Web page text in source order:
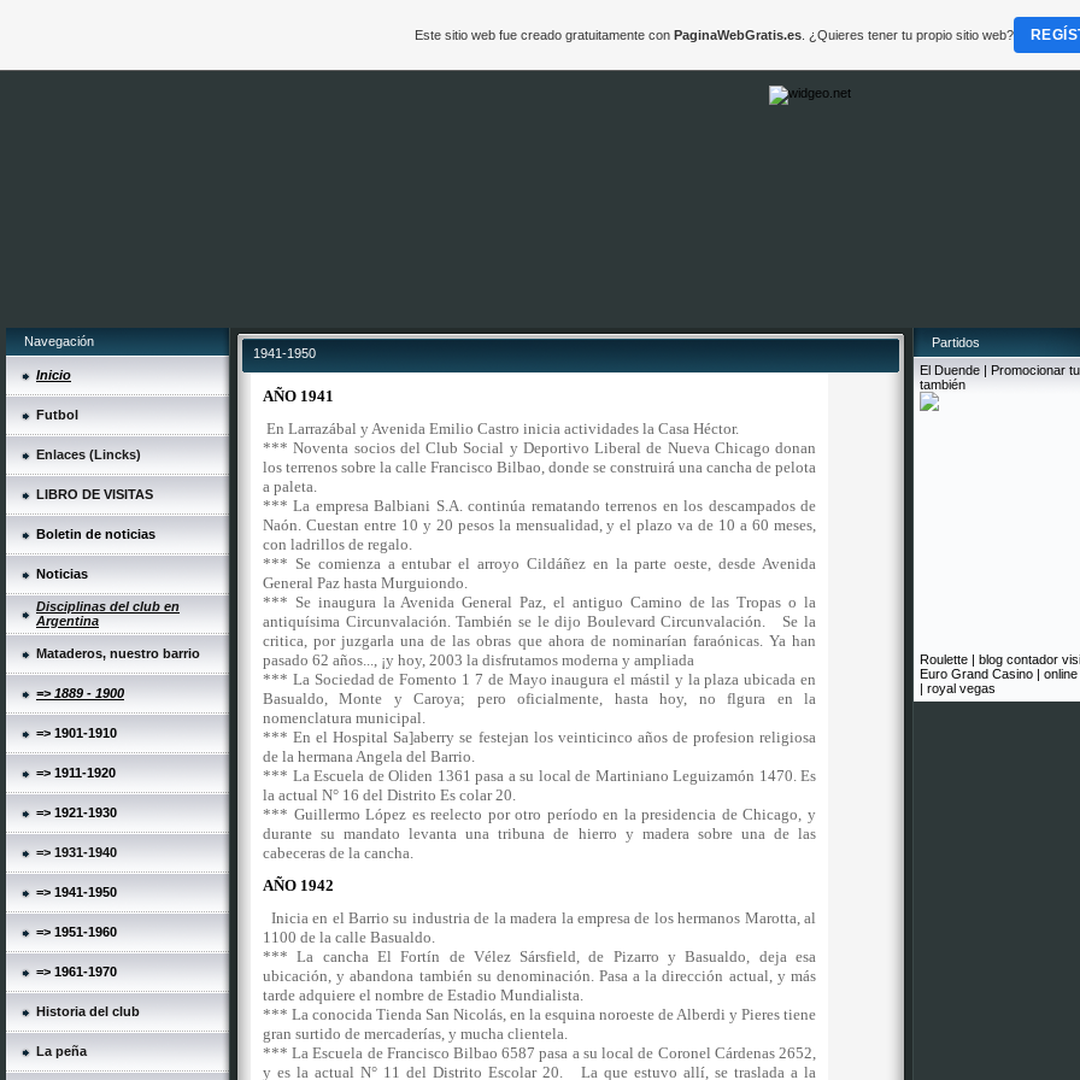
Navegación
Inicio
Futbol
Enlaces (Lincks)
LIBRO DE VISITAS
Boletin de noticias
Noticias
Disciplinas del club en
Argentina
Mataderos, nuestro barrio
=> 1889 - 1900
=> 1901-1910
=> 1911-1920
=> 1921-1930
=> 1931-1940
=> 1941-1950
=> 1951-1960
=> 1961-1970
Historia del club
La peña
1941-1950
AÑO 1941
En Larrazábal y Avenida Emilio Castro inicia actividades la Casa Héctor.
*** Noventa socios del Club Social y Deportivo Liberal de Nueva Chicago donan
los terrenos sobre la calle Francisco Bilbao, donde se construirá una cancha de pelota
a paleta.
*** La empresa Balbiani S.A. continúa rematando terrenos en los descampados de
Naón. Cuestan entre 10 y 20 pesos la mensualidad, y el plazo va de 10 a 60 meses,
con ladrillos de regalo.
*** Se comienza a entubar el arroyo Cildáñez en la parte oeste, desde Avenida
General Paz hasta Murguiondo.
*** Se inaugura la Avenida General Paz, el antiguo Camino de las Tropas o la
antiquísima Circunvalación. También se le dijo Boulevard Circunvalación. Se la
critica, por juzgarla una de las obras que ahora de nominarían faraónicas. Ya han
pasado 62 años..., ¡y hoy, 2003 la disfrutamos moderna y ampliada
*** La Sociedad de Fomento 1 7 de Mayo inaugura el mástil y la plaza ubicada en
Basualdo, Monte y Caroya; pero oficialmente, hasta hoy, no flgura en la
nomenclatura municipal.
*** En el Hospital Sa]aberry se festejan los veinticinco años de profesion religiosa
de la hermana Angela del Barrio.
*** La Escuela de Oliden 1361 pasa a su local de Martiniano Leguizamón 1470. Es
la actual N° 16 del Distrito Es colar 20.
*** Guillermo López es reelecto por otro período en la presidencia de Chicago, y
durante su mandato levanta una tribuna de hierro y madera sobre una de las
cabeceras de la cancha.
AÑO 1942
Inicia en el Barrio su industria de la madera la empresa de los hermanos Marotta, al
1100 de la calle Basualdo.
*** La cancha El Fortín de Vélez Sársfield, de Pizarro y Basualdo, deja esa
ubicación, y abandona también su denominación. Pasa a la dirección actual, y más
tarde adquiere el nombre de Estadio Mundialista.
*** La conocida Tienda San Nicolás, en la esquina noroeste de Alberdi y Pieres tiene
gran surtido de mercaderías, y mucha clientela.
*** La Escuela de Francisco Bilbao 6587 pasa a su local de Coronel Cárdenas 2652,
y es la actual N° 11 del Distrito Escolar 20. La que estuvo allí, se traslada a la
Partidos
El Duende | Promocionar
también
Roulette | blog contador
Euro Grand Casino |
| royal vegas
Este sitio web fue creado gratuitamente con PaginaWebGratis.es. ¿Quieres tener tu propio sitio web?